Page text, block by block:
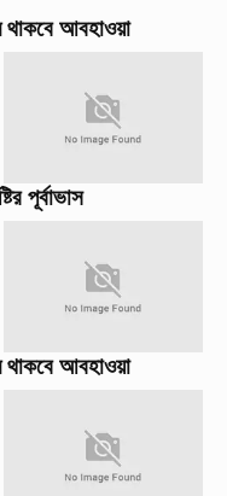
থাকবে আবহাওয়া
পূর্বাভাস
থাকবে আবহাওয়া